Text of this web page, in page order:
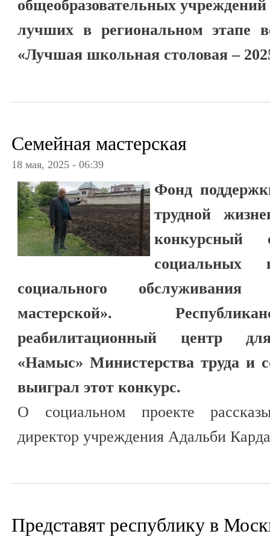
общеобразовательных учреждений
лучших в региональном этапе
«Лучшая школьная столовая –
Семейная мастерская
18 мая, 2025 - 06:39
Фонд
трудной
конкурсный
социальных
социального обслуживания
мастерской».
реабилитационный центр
«Намыс» Министерства труда и
выиграл этот конкурс.
О социальном проекте
директор учреждения Адальби
Представят республику в